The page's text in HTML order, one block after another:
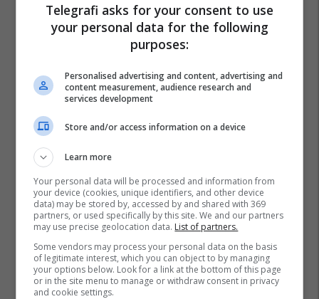
Telegrafi asks for your consent to use
your personal data for the following
purposes:
Personalised advertising and content, advertising and
content measurement, audience research and
services development
Store and/or access information on a device
Learn more
Your personal data will be processed and information from
your device (cookies, unique identifiers, and other device
data) may be stored by, accessed by and shared with 369
partners, or used specifically by this site. We and our partners
may use precise geolocation data. List of partners.
Some vendors may process your personal data on the basis
of legitimate interest, which you can object to by managing
your options below. Look for a link at the bottom of this page
or in the site menu to manage or withdraw consent in privacy
and cookie settings.